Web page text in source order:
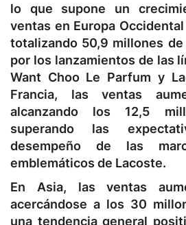
lo que supone un
ventas en Europa
totalizando 50,9 millones
por los lanzamientos de las
Want Choo Le Parfum y
Francia, las ventas
alcanzando los 12,5
superando las
desempeño de las
emblemáticos de Lacoste.
En Asia, las ventas
acercándose a los 30
una tendencia general